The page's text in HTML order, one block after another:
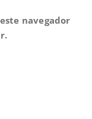
navegador